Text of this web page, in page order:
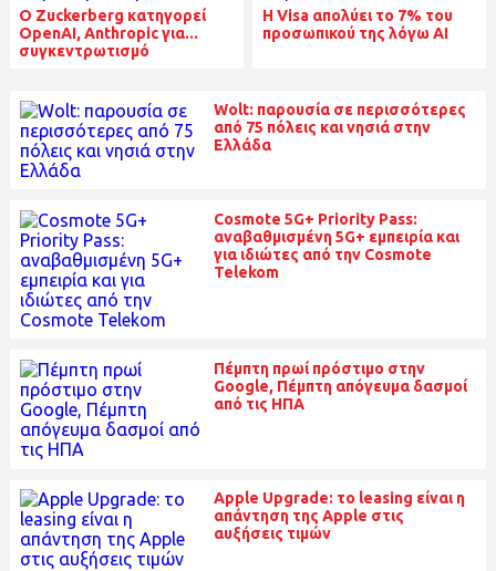
O Zuckerberg κατηγορεί
OpenAI, Anthropic για...
συγκεντρωτισμό
H Visa απολύει το 7% του
προσωπικού της λόγω ΑΙ
Wolt: παρουσία σε περισσότερες
από 75 πόλεις και νησιά στην
Ελλάδα
Cosmote 5G+ Priority Pass:
αναβαθμισμένη 5G+ εμπειρία και
για ιδιώτες από την Cosmote
Telekom
Πέμπτη πρωί πρόστιμο στην
Google, Πέμπτη απόγευμα δασμοί
από τις ΗΠΑ
Apple Upgrade: το leasing είναι η
απάντηση της Apple στις
αυξήσεις τιμών